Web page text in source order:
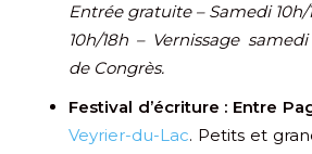
Entrée gratuite – Samedi
10h/18h – Vernissage
de Congrès.
Festival d’écriture : Entre
Veyrier-du-Lac. Petits et